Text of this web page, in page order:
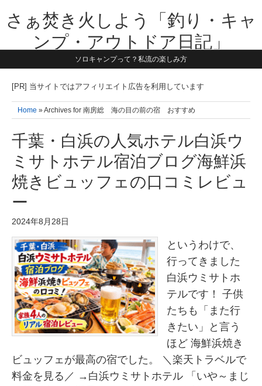
さぁ焚き火しよう「釣り・キャ
ンプ・アウトドア日記」
【テーマは子供と一緒に本気で遊ぶ】1981年うまれ・横浜在住。妻と3
す。同じ世代のお父さんに読んで頂けたら嬉しいです！よろしくお願い
ソロキャンプって？私流の楽しみ方
[PR] 当サイトではアフィリエイト広告を利用しています
Home » Archives for 南房総 海の目の前の宿 おすすめ
千葉・白浜の人気ホテル白浜ウ
ミサトホテル宿泊ブログ海鮮浜
焼きビュッフェの口コミレビュ
ー
2024年8月28日
というわけで、
行ってきました
白浜ウミサトホ
テルです！ 子供
たちも「また行
きたい」と言う
ほど 海鮮浜焼き
ビュッフェが最高の宿でした。 ＼楽天トラベルで
料金を見る／ →白浜ウミサトホテル 「いや～まじ